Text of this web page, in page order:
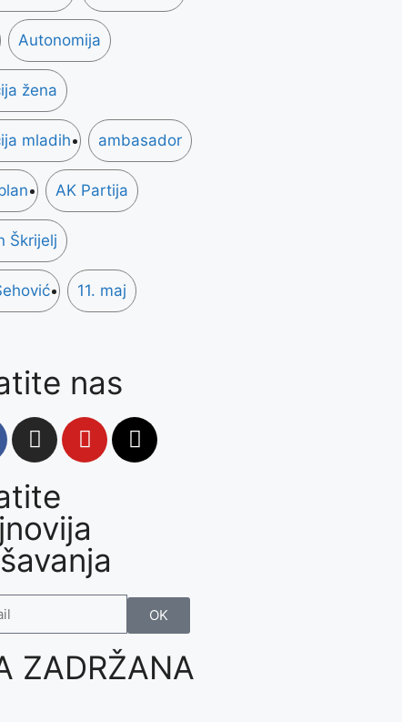
Autonomija
žena
mladih ambasador
AK Partija
Škrijelj
11. maj
nas
OK
ZADRŽANA